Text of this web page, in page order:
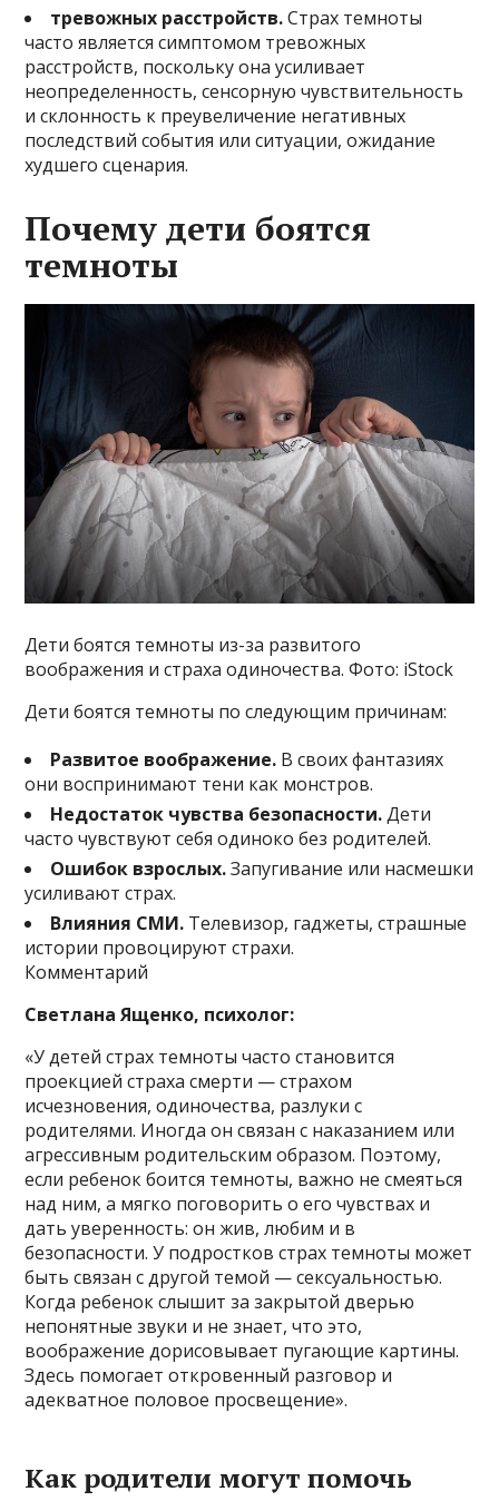
тревожных расстройств.Страх темноты
часто является симптомом тревожных
расстройств, поскольку она усиливает
неопределенность, сенсорную чувствительность
и склонность к преувеличение негативных
последствий события или ситуации, ожидание
худшего сценария.
Почему дети боятся
темноты
Дети боятся темноты из-за развитого
воображения и страха одиночества. Фото: iStock
Дети боятся темноты по следующим причинам:
Развитое воображение. В своих фантазиях
они воспринимают тени как монстров.
Недостаток чувства безопасности.Дети
часто чувствуют себя одиноко без родителей.
Ошибок взрослых.Запугивание или насмешки
усиливают страх.
Влияния СМИ. Телевизор, гаджеты, страшные
истории провоцируют страхи.
Комментарий
Светлана Ященко, психолог:
«У детей страх темноты часто становится
проекцией страха смерти — страхом
исчезновения, одиночества, разлуки с
родителями. Иногда он связан с наказанием или
агрессивным родительским образом. Поэтому,
если ребенок боится темноты, важно не смеяться
над ним, а мягко поговорить о его чувствах и
дать уверенность: он жив, любим и в
безопасности. У подростков страх темноты может
быть связан с другой темой — сексуальностью.
Когда ребенок слышит за закрытой дверью
непонятные звуки и не знает, что это,
воображение дорисовывает пугающие картины.
Здесь помогает откровенный разговор и
адекватное половое просвещение».
Как родители могут помочь